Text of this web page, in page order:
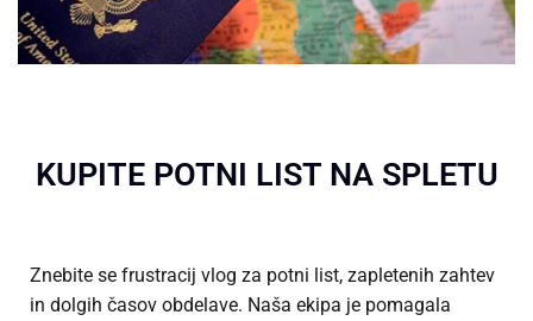
KUPITE POTNI LIST NA SPLETU
Znebite se frustracij vlog za potni list, zapletenih zahtev
in dolgih časov obdelave. Naša ekipa je pomagala